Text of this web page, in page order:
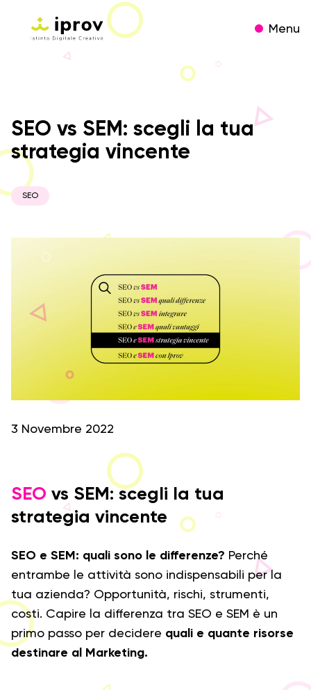
Menu
SEO vs SEM: scegli la tua
strategia vincente
SEO
3 Novembre 2022
SEO vs SEM: scegli la tua
strategia vincente
SEO e SEM: quali sono le differenze? Perché
entrambe le attività sono indispensabili per la
tua azienda? Opportunità, rischi, strumenti,
costi. Capire la differenza tra SEO e SEM è un
primo passo per decidere quali e quante risorse
destinare al Marketing.